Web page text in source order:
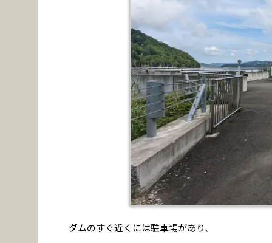
ダムのすぐ近くには駐車場があり、